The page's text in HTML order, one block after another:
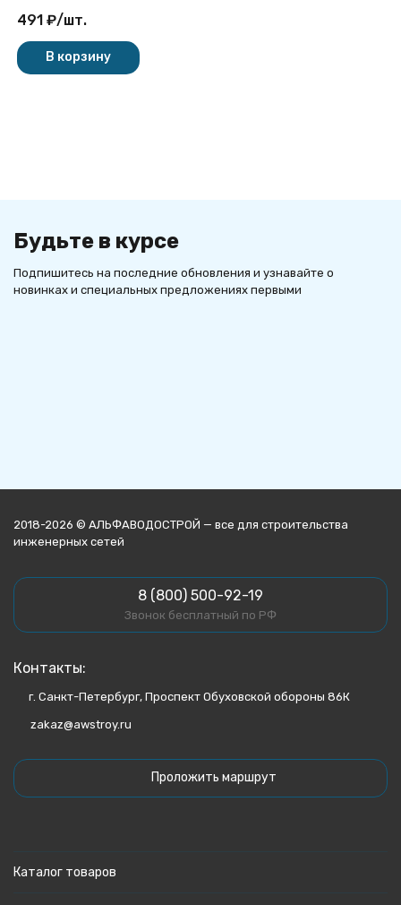
491 ₽/шт.
В корзину
Будьте в курсе
Подпишитесь на последние обновления и узнавайте о
новинках и специальных предложениях первыми
2018-2026 © АЛЬФАВОДОСТРОЙ — все для строительства
инженерных сетей
8 (800) 500-92-19
Звонок бесплатный по РФ
Контакты:
г. Санкт-Петербург, Проспект Обуховской обороны 86К
zakaz@awstroy.ru
Проложить маршрут
Каталог товаров